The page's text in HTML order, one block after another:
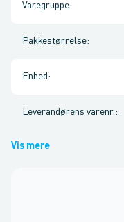
Varegruppe:
Pakkestørrelse:
Enhed :
Leverandørens varenr. :
Vis mere